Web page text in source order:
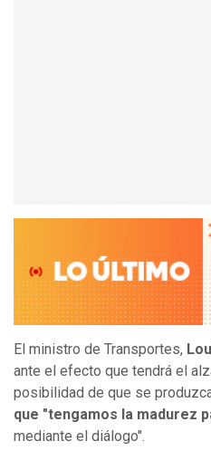
El ministro de Transportes,
ante el efecto que tendrá el
posibilidad de que se
que "tengamos la madurez
mediante el diálogo".